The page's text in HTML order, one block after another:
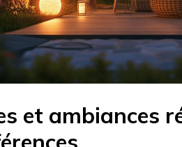
et ambiances